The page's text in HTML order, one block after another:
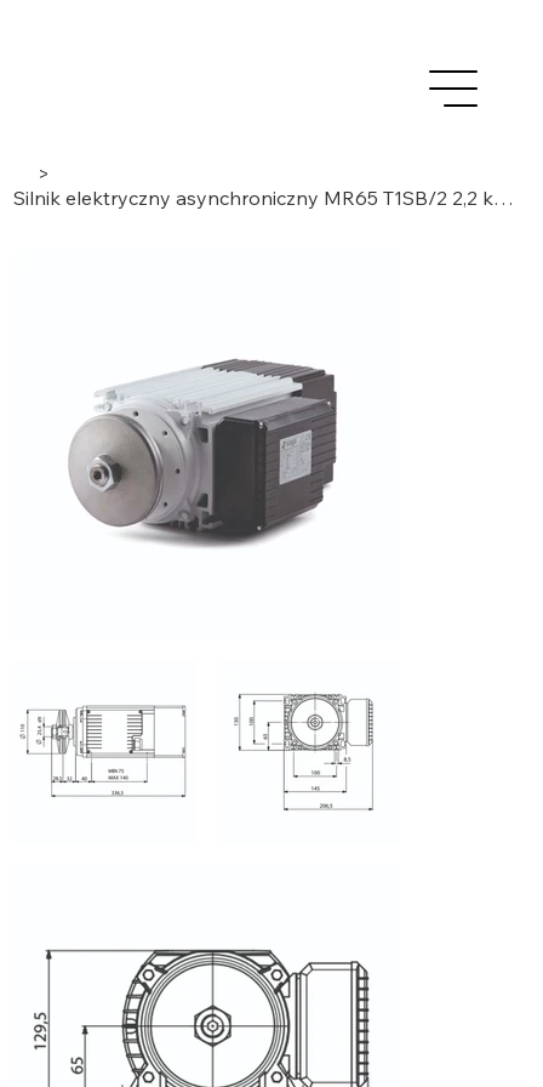
>
Silnik elektryczny asynchroniczny MR65 T1SB/2 2,2 kW, 3 fazy/2 bieguny